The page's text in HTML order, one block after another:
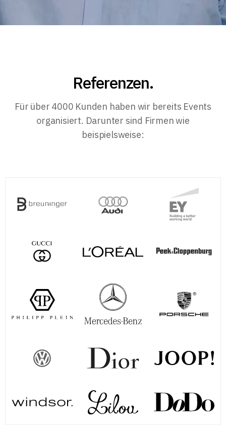
Referenzen.
Für über 4000 Kunden haben wir bereits Events
organisiert. Darunter sind Firmen wie
beispielsweise: